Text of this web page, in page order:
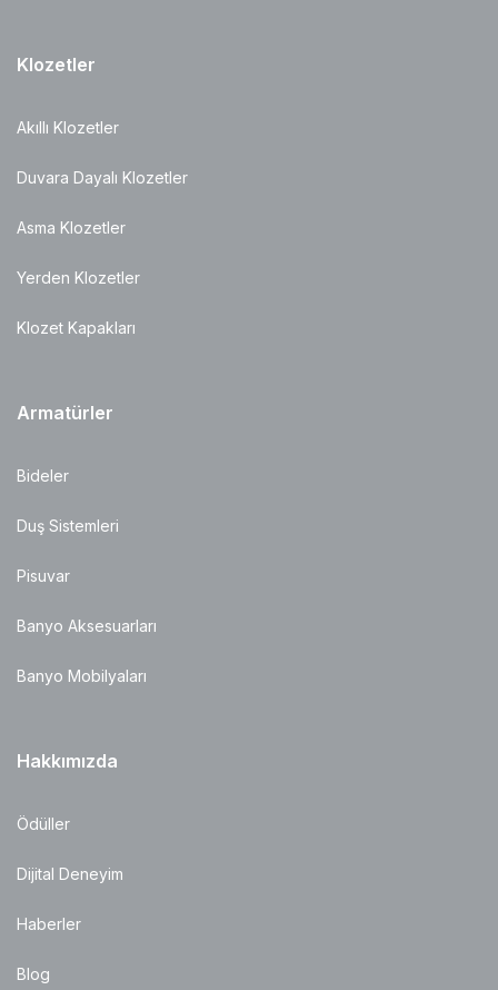
Klozetler
Akıllı Klozetler
Duvara Dayalı Klozetler
Asma Klozetler
Yerden Klozetler
Klozet Kapakları
Armatürler
Bideler
Duş Sistemleri
Pisuvar
Banyo Aksesuarları
Banyo Mobilyaları
Hakkımızda
Ödüller
Dijital Deneyim
Haberler
Blog